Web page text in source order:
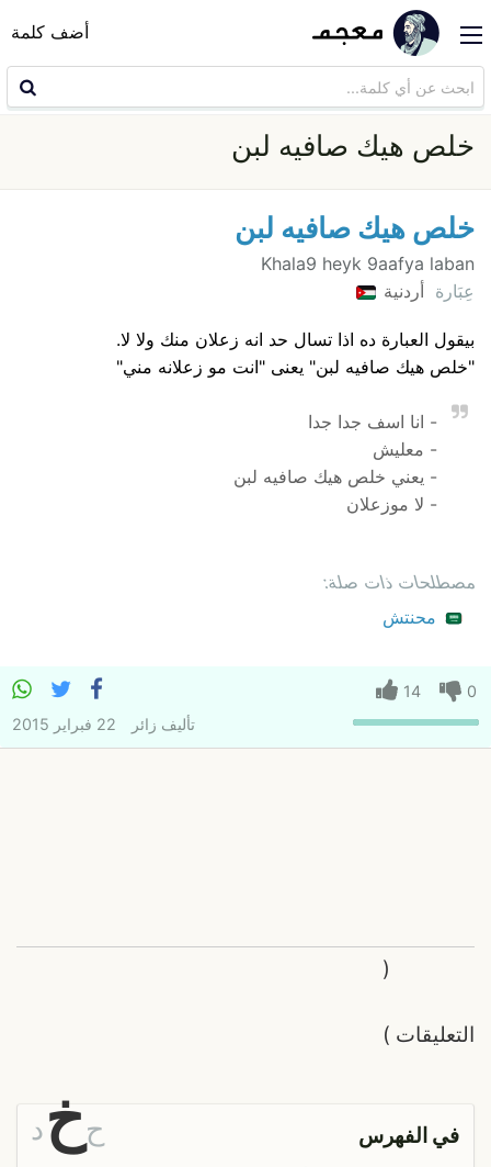
أضف كلمة
خلص هيك صافيه لبن
خلص هيك صافيه لبن
Khala9 heyk 9aafya laban
عِبَارة أردنية
بيقول العبارة ده اذا تسال حد انه زعلان منك ولا لا.
"خلص هيك صافيه لبن" يعنى "انت مو زعلانه مني"
- انا اسف جدا جدا
- معليش
- يعني خلص هيك صافيه لبن
- لا موزعلان
مصطلحات ذات صلة:
محنتش
0
14
تأليف زائر 22 فبراير 2015
التعليقات
(
)
في الفهرس حخ د